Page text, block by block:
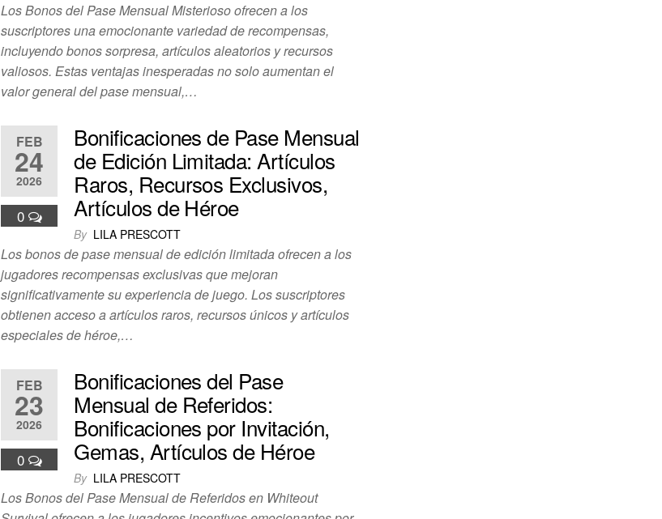
Los Bonos del Pase Mensual Misterioso ofrecen a los
suscriptores una emocionante variedad de recompensas,
incluyendo bonos sorpresa, artículos aleatorios y recursos
valiosos. Estas ventajas inesperadas no solo aumentan el
valor general del pase mensual,…
FEB
24
2026
0
Bonificaciones de Pase Mensual
de Edición Limitada: Artículos
Raros, Recursos Exclusivos,
Artículos de Héroe
By LILA PRESCOTT
Los bonos de pase mensual de edición limitada ofrecen a los
jugadores recompensas exclusivas que mejoran
significativamente su experiencia de juego. Los suscriptores
obtienen acceso a artículos raros, recursos únicos y artículos
especiales de héroe,…
FEB
23
2026
0
Bonificaciones del Pase
Mensual de Referidos:
Bonificaciones por Invitación,
Gemas, Artículos de Héroe
By LILA PRESCOTT
Los Bonos del Pase Mensual de Referidos en Whiteout